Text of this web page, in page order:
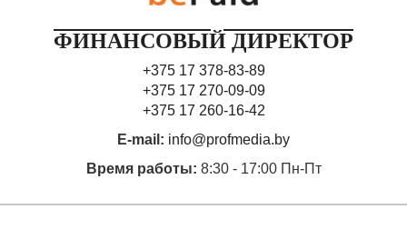
ФИНАНСОВЫЙ ДИРЕКТОР
+375 17 378-83-89
+375 17 270-09-09
+375 17 260-16-42
E-mail: info@profmedia.by
Время работы: 8:30 - 17:00 Пн-Пт